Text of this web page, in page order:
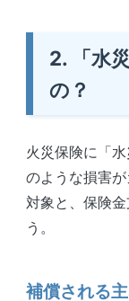
2. 「水
の？
火災保険に「
のような損害
対象と、保険
う。
補償される